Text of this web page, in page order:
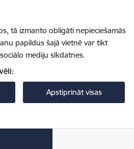
tā izmanto obligāti nepieciešamās
papildus šajā vietnē var tikt
mediju sīkdatnes.
Apstiprināt visas